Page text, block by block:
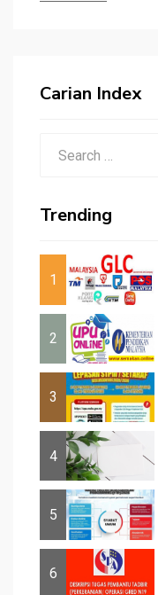
Carian Index
Trending
1
2
3
4
5
6